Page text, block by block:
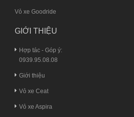
Vỏ xe Goodride
GIỚI THIỆU
Hợp tác - Góp ý:
0939.95.08.08
Giới thiệu
Vỏ xe Ceat
Vỏ xe Aspira